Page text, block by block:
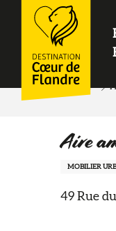
contenu
principal
LOGO
Accueil
Aire
MOBILIER
49 Rue